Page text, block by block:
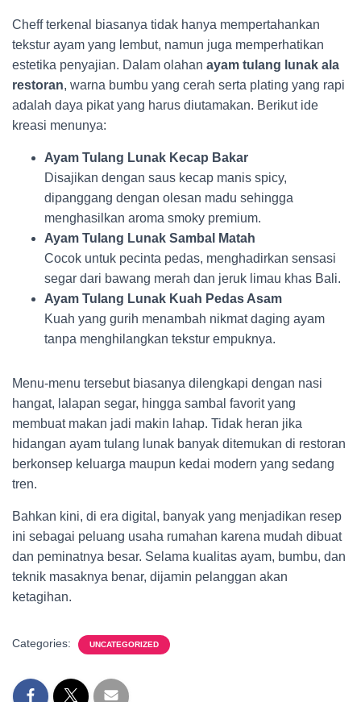
Cheff terkenal biasanya tidak hanya mempertahankan
tekstur ayam yang lembut, namun juga memperhatikan
estetika penyajian. Dalam olahan ayam tulang lunak ala
restoran, warna bumbu yang cerah serta plating yang rapi
adalah daya pikat yang harus diutamakan. Berikut ide
kreasi menunya:
Ayam Tulang Lunak Kecap Bakar
Disajikan dengan saus kecap manis spicy,
dipanggang dengan olesan madu sehingga
menghasilkan aroma smoky premium.
Ayam Tulang Lunak Sambal Matah
Cocok untuk pecinta pedas, menghadirkan sensasi
segar dari bawang merah dan jeruk limau khas Bali.
Ayam Tulang Lunak Kuah Pedas Asam
Kuah yang gurih menambah nikmat daging ayam
tanpa menghilangkan tekstur empuknya.
Menu-menu tersebut biasanya dilengkapi dengan nasi
hangat, lalapan segar, hingga sambal favorit yang
membuat makan jadi makin lahap. Tidak heran jika
hidangan ayam tulang lunak banyak ditemukan di restoran
berkonsep keluarga maupun kedai modern yang sedang
tren.
Bahkan kini, di era digital, banyak yang menjadikan resep
ini sebagai peluang usaha rumahan karena mudah dibuat
dan peminatnya besar. Selama kualitas ayam, bumbu, dan
teknik masaknya benar, dijamin pelanggan akan
ketagihan.
Categories: UNCATEGORIZED